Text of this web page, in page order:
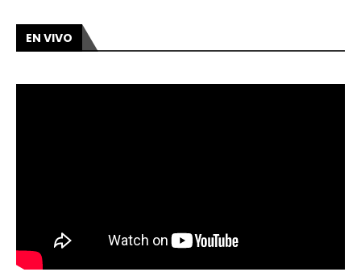
EN VIVO